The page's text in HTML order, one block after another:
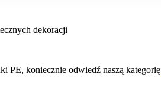
dekoracji
PE, koniecznie odwiedź naszą kategorię